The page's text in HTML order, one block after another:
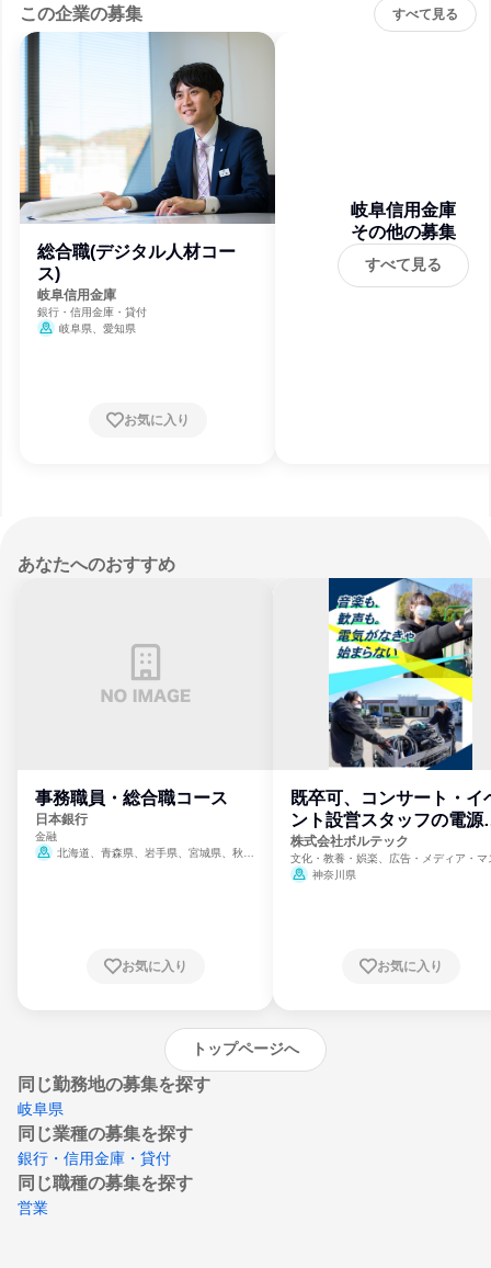
この企業の募集 すべて見る
総合職(デジタル人材コー
ス)
岐阜信用金庫
銀行・信用金庫・貸付
岐阜県、愛知県
お気に入り
岐阜信用金庫
その他の募集
すべて見る
あなたへのおすすめ
事務職員・総合職コース
日本銀行
金融
北海道、青森県、岩手県、宮城県、秋田
崎県、熊本県、大分県、宮崎県、鹿児島県、
お気に入り
既卒可、コンサート・イ
ント設営スタッフの電源
門
株式会社ボルテック
文化・教養・娯楽、広告・メディア・マ
ミ、電力・ガス・水道・エネルギー
神奈川県
お気に入り
トップページへ
同じ勤務地の募集を探す
岐阜県
同じ業種の募集を探す
銀行・信用金庫・貸付
同じ職種の募集を探す
営業